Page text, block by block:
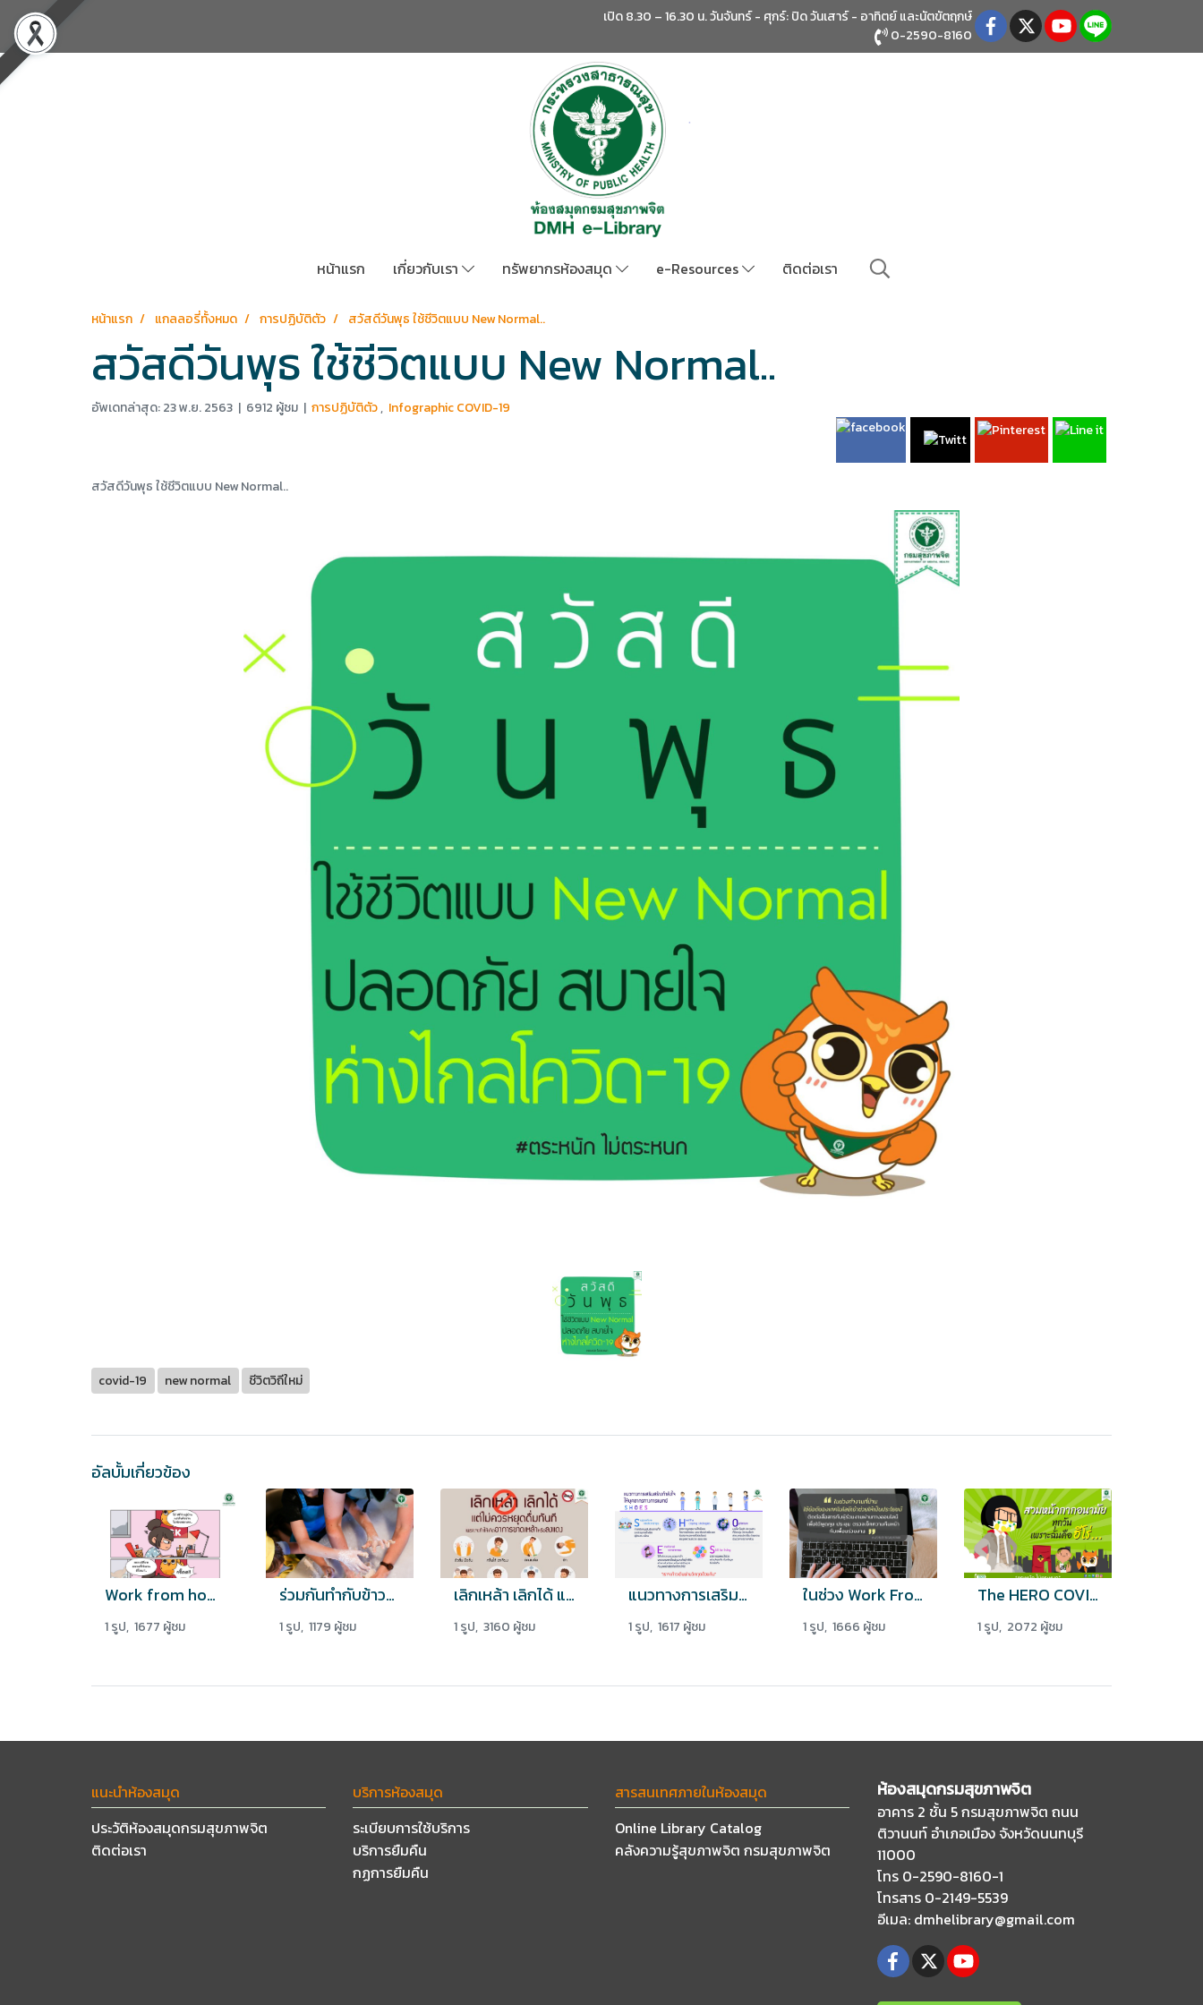
เปิด 8.30 – 16.30 น. วันจันทร์ - ศุกร์: ปิด วันเสาร์ - อาทิตย์และนัตขัตฤกษ์
0-2590-8160
หน้าแรก เกี่ยวกับเรา ทรัพยากรห้องสมุด e-Resources ติดต่อเรา
หน้าแรก แกลลอรี่ทั้งหมด การปฏิบัติตัว สวัสดีวันพุธ ใช้ชีวิตแบบ New Normal..
สวัสดีวันพุธ ใช้ชีวิตแบบ New Normal..
อัพเดทล่าสุด: 23 พ.ย. 2563 | 6912 ผู้ชม | การปฏิบัติตัว, Infographic COVID-19
สวัสดีวันพุธ ใช้ชีวิตแบบ New Normal..
covid-19 new normal ชีวิตวิถีใหม่
อัลบั้มเกี่ยวข้อง
Work from home อยู่บ้านแต่ดันคิดงานไม่ค่อยออก....
1 รูป, 1677 ผู้ชม
ร่วมกันทำกับข้าวทานที่บ้าน ช่วยเพิ่มความสัมพันธ์ที่ดีในครอบครัว
1 รูป, 1179 ผู้ชม
เลิกเหล้า เลิกได้ แต่ไม่ควรหยุดดื่มทันที
1 รูป, 3160 ผู้ชม
แนวทางการเสริมสร้างกำลังใจให้บุคลากรทางการแพทย์
1 รูป, 1617 ผู้ชม
ในช่วง Work From Home ควรใช้ข้อดีของเทคโนโลยีให้เกิดประโยชน์
1 รูป, 1666 ผู้ชม
The HERO COVID-19 ใส่หน้ากากอนามัย
1 รูป, 2072 ผู้ชม
แนะนำห้องสมุด
ประวัติห้องสมุดกรมสุขภาพจิต
ติดต่อเรา
บริการห้องสมุด
ระเบียบการใช้บริการ
บริการยืมคืน
กฏการยืมคืน
สารสนเทศภายในห้องสมุด
Online Library Catalog
คลังความรู้สุขภาพจิต กรมสุขภาพจิต
ห้องสมุดกรมสุขภาพจิต
อาคาร 2 ชั้น 5 กรมสุขภาพจิต ถนน
ติวานนท์ อำเภอเมือง จังหวัดนนทบุรี
11000
โทร 0-2590-8160-1
โทรสาร 0-2149-5539
อีเมล: dmhelibrary@gmail.com